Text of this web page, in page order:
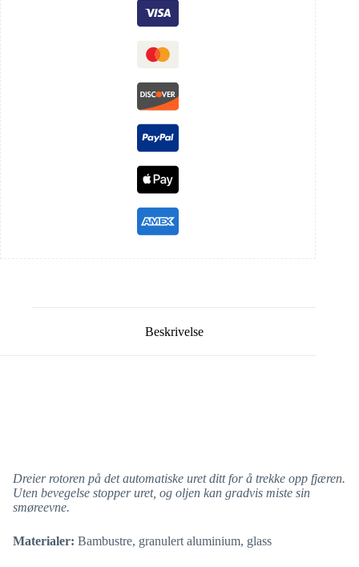
Beskrivelse
Dreier rotoren på det automatiske uret ditt for å trekke opp fjæren.
Uten bevegelse stopper uret, og oljen kan gradvis miste sin
smøreevne.
Materialer: Bambustre, granulert aluminium, glass